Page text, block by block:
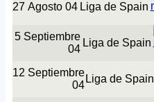
27 Agosto 04 Liga de Spain
5 Septiembre
04
Liga de Spain
12 Septiembre
04
Liga de Spain